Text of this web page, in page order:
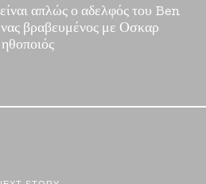
απλώς ο αδελφός του Ben
βραβευμένος με Οσκαρ
ηθοποιός